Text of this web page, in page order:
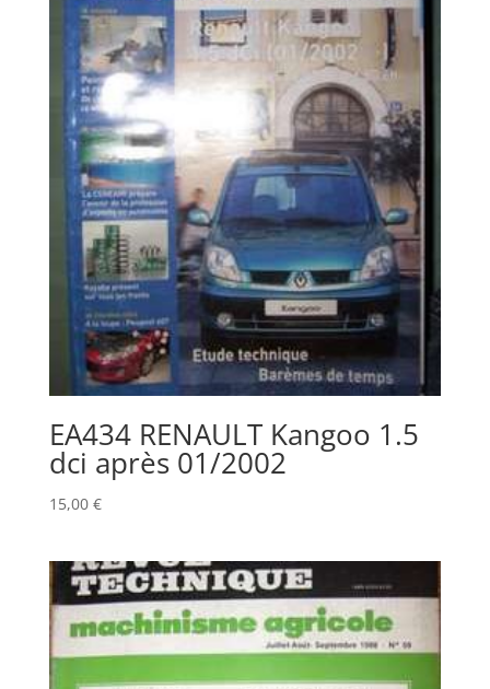
EA434 RENAULT Kangoo 1.5
dci après 01/2002
15,00 €